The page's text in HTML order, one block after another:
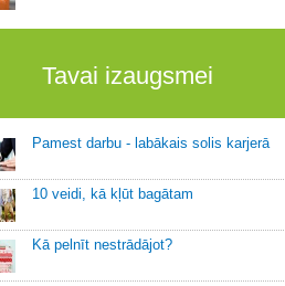
Tavai izaugsmei
Pamest darbu - labākais solis karjerā
10 veidi, kā kļūt bagātam
Kā pelnīt nestrādājot?